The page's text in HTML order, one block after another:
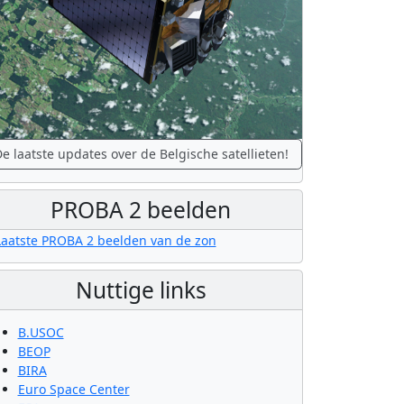
laatste updates over de Belgische satellieten!
PROBA 2 beelden
Nuttige links
B.USOC
BEOP
BIRA
Euro Space Center